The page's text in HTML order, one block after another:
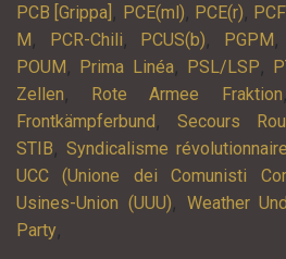
PCB [Grippa] , PCE(ml), PCE(r), PCF
M , PCR-Chili, PCUS(b), PGPM ,
POUM , Prima Linéa, PSL/LSP,
Zellen, Rote Armee Fraktion
Frontkämpferbund , Secours
STIB, Syndicalisme révolutionnaire
UCC (Unione dei Comunisti
Usines-Union (UUU), Weather
Party,